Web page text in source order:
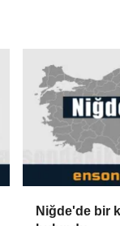
Niğde'de bir